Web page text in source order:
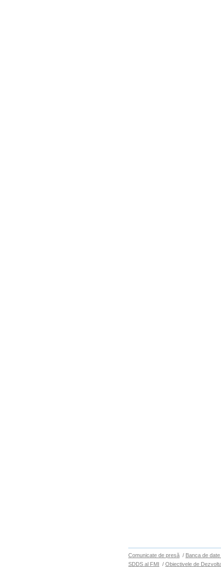
Comunicate de presă / Banca de
SDDS al FMI / Obiectivele de